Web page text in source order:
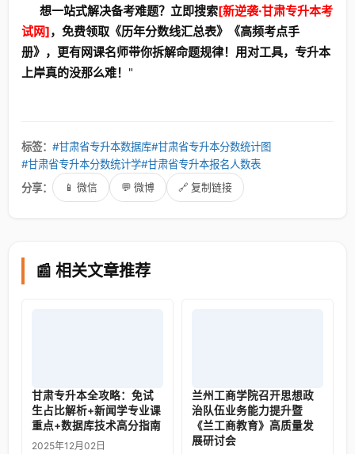
想一站式解决备考难题？立即搜索[新逆袭·甘肃专升本考
试网]，免费领取《历年分数线汇总表》《高频考点手
册》，更有网课名师带你拆解命题规律！用对工具，专升本
上岸真的没那么难！ "
标签： #甘肃省专升本数据库#甘肃省专升本分数统计图
#甘肃省专升本分数统计学#甘肃省专升本报名人数表
分享：
📱 微信 💬 微博 🔗 复制链接
📰 相关文章推荐
甘肃专升本全攻略：免试
生占比解析+新闻学专业课
重点+数据库技术高分指南
2025年12月02日
兰州工商学院召开思想政
治队伍业务能力提升暨
《兰工商教育》高质量发
展研讨会